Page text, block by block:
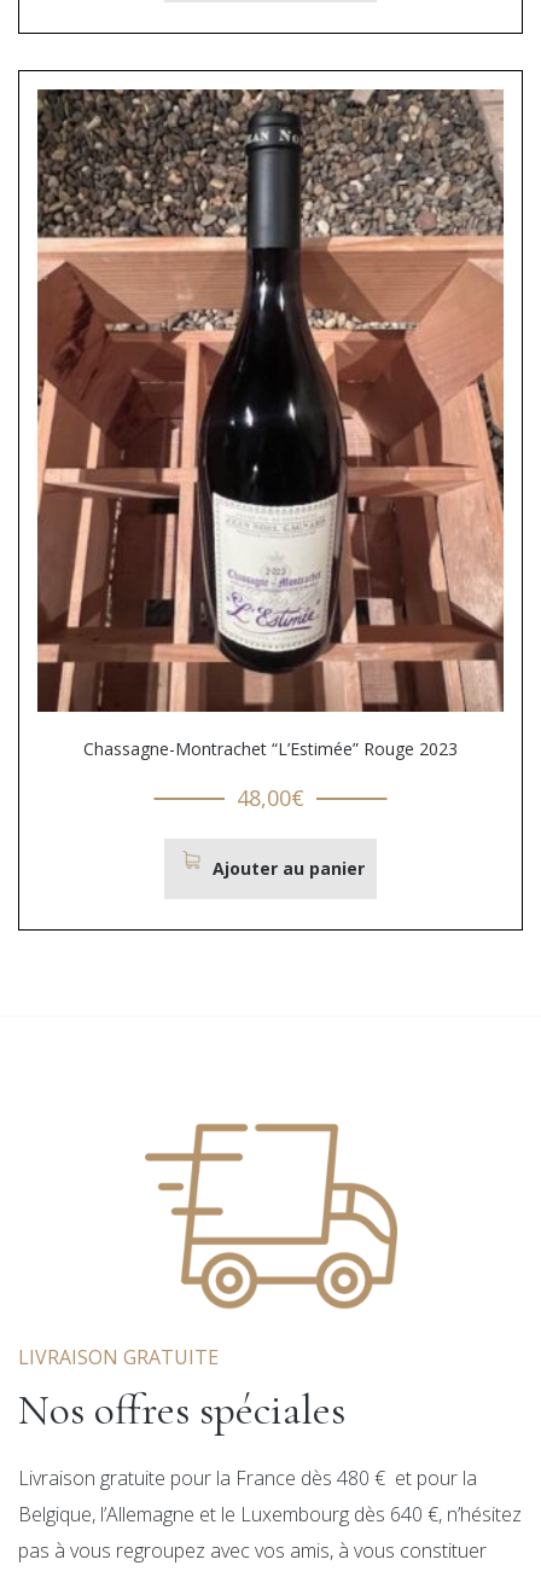
Chassagne-Montrachet “L’Estimée” Rouge 2023
48,00€
Ajouter au panier
LIVRAISON GRATUITE
Nos offres spéciales
Livraison gratuite pour la France dès 480 € et pour la
Belgique, l’Allemagne et le Luxembourg dès 640 €, n’hésitez
pas à vous regroupez avec vos amis, à vous constituer